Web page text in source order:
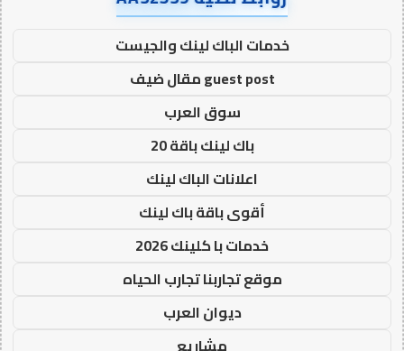
خدمات الباك لينك والجيست
guest post مقال ضيف
سوق العرب
باك لينك باقة 20
اعلانات الباك لينك
أقوى باقة باك لينك
خدمات با كلينك 2026
موقع تجاربنا تجارب الحياه
ديوان العرب